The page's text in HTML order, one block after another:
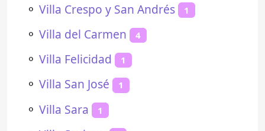
⚬ Villa Crespo y San Andrés 1
⚬ Villa del Carmen 4
⚬ Villa Felicidad 1
⚬ Villa San José 1
⚬ Villa Sara 1